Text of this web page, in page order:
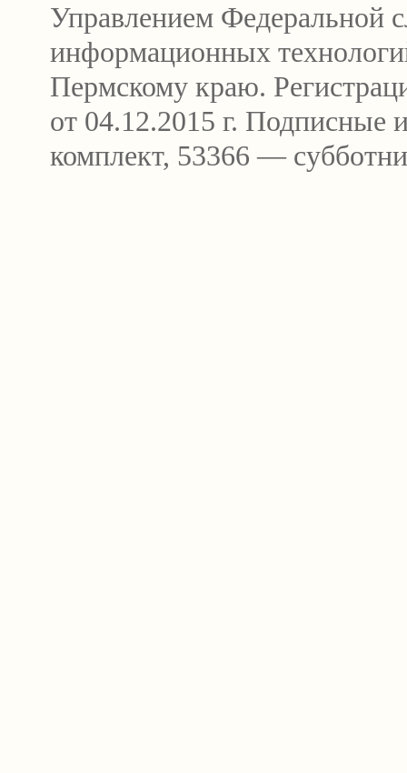
Управлением Федеральной
информационных
Пермскому краю.
от 04.12.2015 г.
комплект, 53366 —